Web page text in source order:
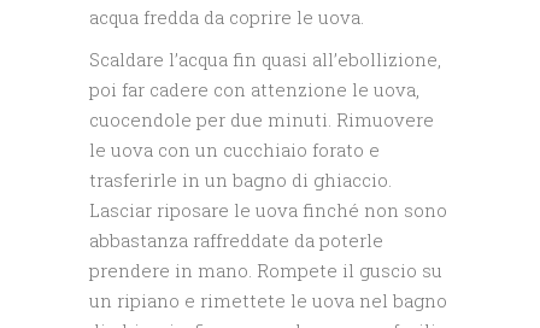
acqua fredda da coprire le uova.
Scaldare l’acqua fin quasi all’ebollizione,
poi far cadere con attenzione le uova,
cuocendole per due minuti. Rimuovere
le uova con un cucchiaio forato e
trasferirle in un bagno di ghiaccio.
Lasciar riposare le uova finché non sono
abbastanza raffreddate da poterle
prendere in mano. Rompete il guscio su
un ripiano e rimettete le uova nel bagno